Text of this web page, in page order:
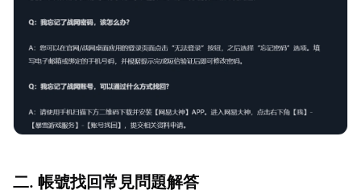
二. 帳號找回常見問題解答